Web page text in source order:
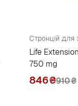
Life
750 mg
846₴910₴